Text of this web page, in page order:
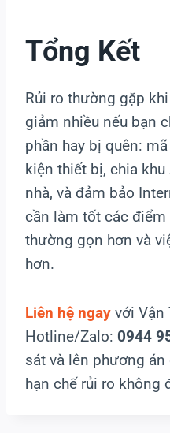
Tổng Kết
Rủi ro thường gặp
giảm nhiều nếu bạn
phần hay bị quên:
kiện thiết bị, chia
nhà, và đảm bảo
cần làm tốt các điểm
thường gọn hơn và
hơn.
Liên hệ ngay với Vận
Hotline/Zalo: 0944
sát và lên phương
hạn chế rủi ro không